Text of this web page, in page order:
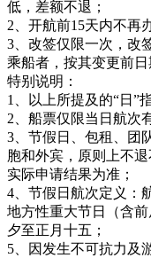
低，差额不退；
2、开航前15天内不再
3、改签仅限一次，改
乘船者，按其变更前日
特别说明：
1、以上所提及的“日”
2、船票仅限当日航次
3、节假日、包租、团
胞和外宾，原则上不
实际申请结果为准；
4、节假日航次定义：
地方性重大节日（含
夕至正月十五；
5、因发生不可抗力及